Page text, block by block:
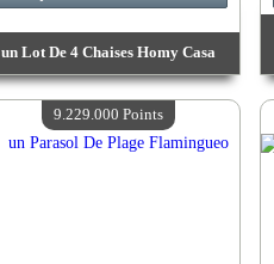
un Lot De 4 Chaises Homy Casa
Valeur :15 506 900 Points
Quantité Disponible :4
9.229.000 Points